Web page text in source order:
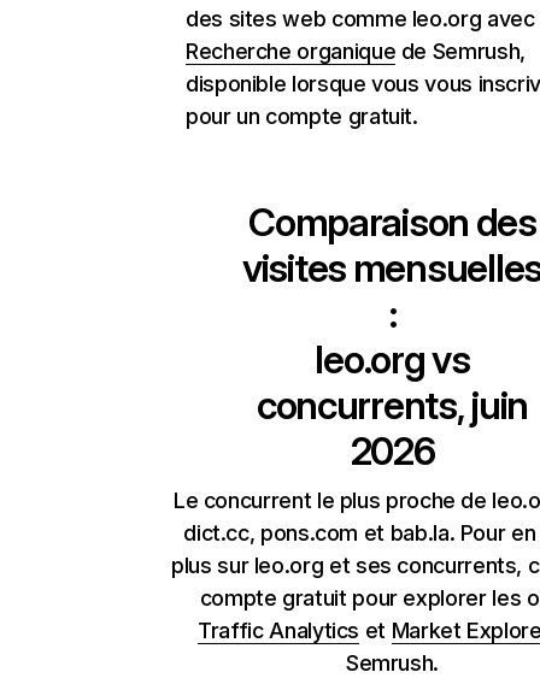
des sites web comme leo.org
Recherche organique de Semrush,
disponible lorsque vous vous
pour un compte gratuit.
Comparaison des
visites
:
leo.orgvs
concurrents, juin
2026
Le concurrent le plus proche de
dict.cc, pons.com et bab.la. Pour
plus sur leo.org et ses concurrents,
compte gratuit pour explorer les
Traffic Analytics et Market
Semrush.